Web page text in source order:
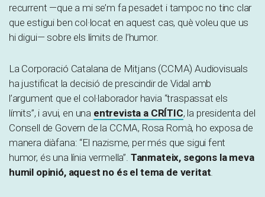
recurrent —que a mi se’m fa pesadet i tampoc no tinc clar
que estigui ben col·locat en aquest cas, què voleu que us
hi digui— sobre els límits de l’humor.
La Corporació Catalana de Mitjans (CCMA) Audiovisuals
ha justificat la decisió de prescindir de Vidal amb
l’argument que el col·laborador havia “traspassat els
límits”, i avui, en una entrevista a CRÍTIC, la presidenta del
Consell de Govern de la CCMA, Rosa Romà, ho exposa de
manera diàfana: “El nazisme, per més que sigui fent
humor, és una línia vermella”. Tanmateix, segons la meva
humil opinió, aquest no és el tema de veritat.